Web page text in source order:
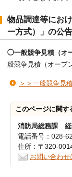
物品調達等にお
ー方式）」の公告
◯一般競争見積（オ
般競争見積（オープ
＞＞一般競争見
このページに関す
消防局総務課 経
電話番号：028-
住所：〒320-
お問い合わせ